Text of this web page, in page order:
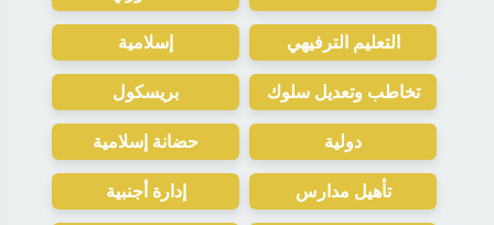
التعليم الترفيهي إسلامية
تخاطب وتعديل سلوك بريسكول
دولية حضانة إسلامية
تأهيل مدارس إدارة أجنبية